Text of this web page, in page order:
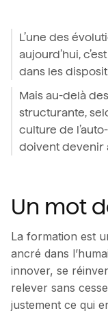
L’une des
aujourd’hui,
dans les
Mais au-delà
structurante,
culture de
doivent devenir
Un mot
La formation est
ancré dans
innover, se
relever sans
justement ce qui